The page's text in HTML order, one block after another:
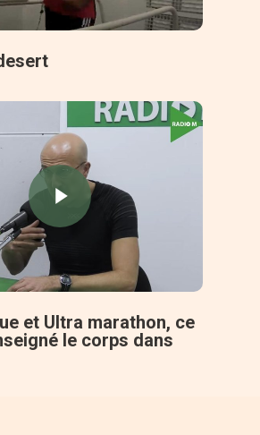
et Ultra marathon, ce
le corps dans